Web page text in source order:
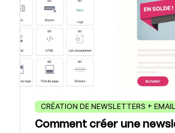
CRÉATION DE NEWSLETTERS +
Comment créer une